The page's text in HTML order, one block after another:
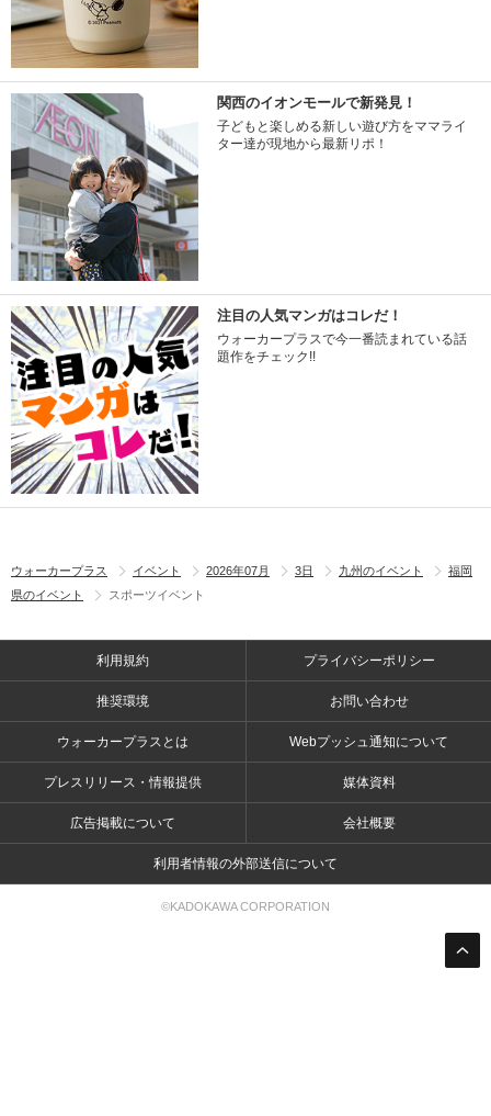
関西のイオンモールで新発見！
子どもと楽しめる新しい遊び方をママライ
ター達が現地から最新リポ！
注目の人気マンガはコレだ！
ウォーカープラスで今一番読まれている話
題作をチェック!!
ウォーカープラス イベント 2026年07月 3日 九州のイベント
福岡
県のイベント
スポーツイベント
利用規約 プライバシーポリシー
推奨環境 お問い合わせ
ウォーカープラスとは Webプッシュ通知について
プレスリリース・情報提供 媒体資料
広告掲載について 会社概要
利用者情報の外部送信について
©KADOKAWA CORPORATION